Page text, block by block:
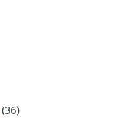
(36)